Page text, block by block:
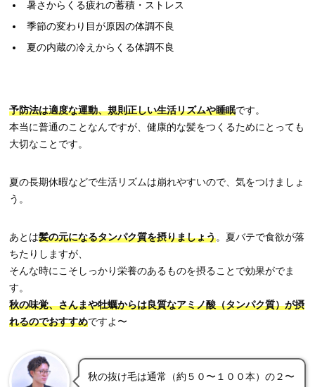
暑さからくる疲れの蓄積・ストレス
季節の変わり目が原因の体調不良
夏の内蔵の冷えからくる体調不良
予防法は適度な運動、規則正しい生活リズムや睡眠です。
本当に普通のことなんですが、健康的な髪をつくるためにとっても
大切なことです。
夏の長期休暇などで生活リズムは崩れやすいので、気をつけましょ
う。
あとは髪の元になるタンパク質を摂りましょう。夏バテで食欲が落
ちたりしますが、
そんな時にこそしっかり栄養のあるものを摂ることで効果がでま
す。
秋の味覚、さんまや牡蠣からは良質なアミノ酸（タンパク質）が摂
れるのでおすすめですよ〜
秋の抜け毛は通常（約５０〜１００本）の２〜